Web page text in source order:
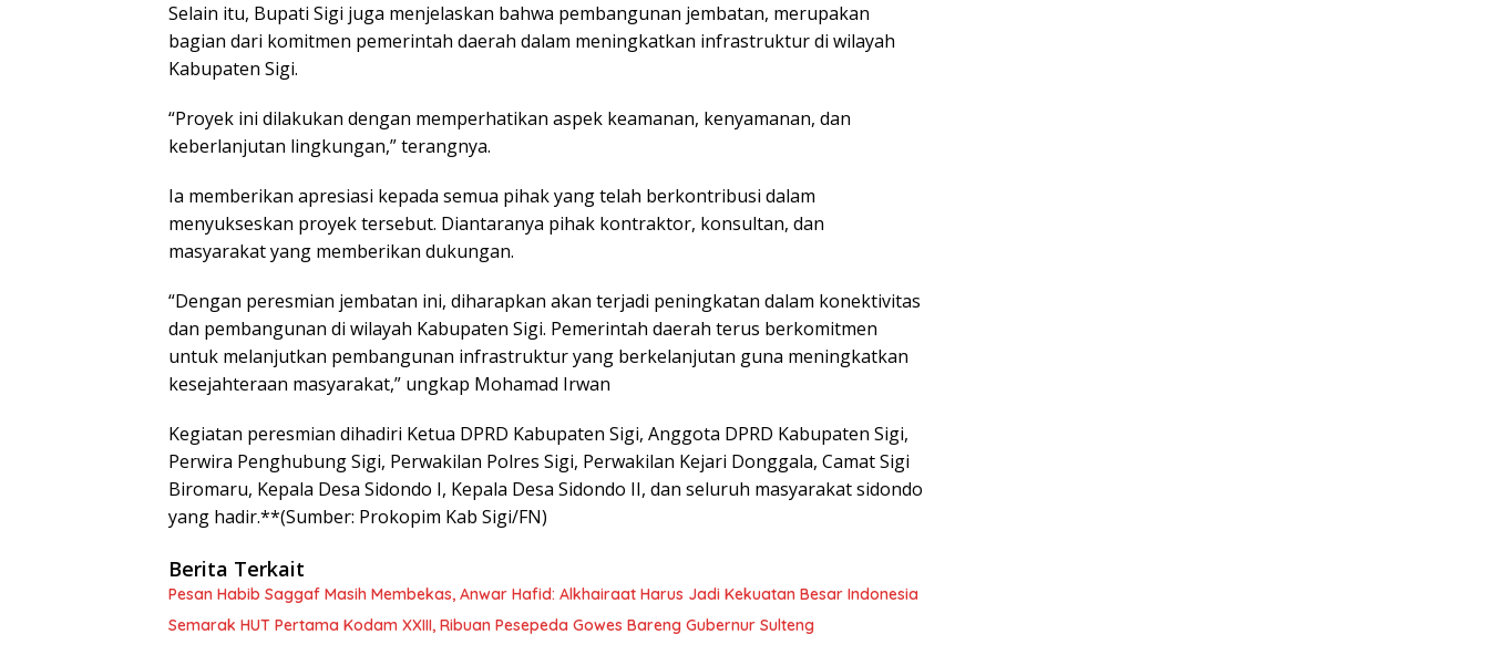
Selain itu, Bupati Sigi juga menjelaskan bahwa pembangunan jembatan, merupakan
bagian dari komitmen pemerintah daerah dalam meningkatkan infrastruktur di wilayah
Kabupaten Sigi.
“Proyek ini dilakukan dengan memperhatikan aspek keamanan, kenyamanan, dan
keberlanjutan lingkungan,” terangnya.
Ia memberikan apresiasi kepada semua pihak yang telah berkontribusi dalam
menyukseskan proyek tersebut. Diantaranya pihak kontraktor, konsultan, dan
masyarakat yang memberikan dukungan.
“Dengan peresmian jembatan ini, diharapkan akan terjadi peningkatan dalam konektivitas
dan pembangunan di wilayah Kabupaten Sigi. Pemerintah daerah terus berkomitmen
untuk melanjutkan pembangunan infrastruktur yang berkelanjutan guna meningkatkan
kesejahteraan masyarakat,” ungkap Mohamad Irwan
Kegiatan peresmian dihadiri Ketua DPRD Kabupaten Sigi, Anggota DPRD Kabupaten Sigi,
Perwira Penghubung Sigi, Perwakilan Polres Sigi, Perwakilan Kejari Donggala, Camat Sigi
Biromaru, Kepala Desa Sidondo I, Kepala Desa Sidondo II, dan seluruh masyarakat sidondo
yang hadir.**(Sumber: Prokopim Kab Sigi/FN)
Berita Terkait
Pesan Habib Saggaf Masih Membekas, Anwar Hafid: Alkhairaat Harus Jadi Kekuatan Besar Indonesia
Semarak HUT Pertama Kodam XXIII, Ribuan Pesepeda Gowes Bareng Gubernur Sulteng